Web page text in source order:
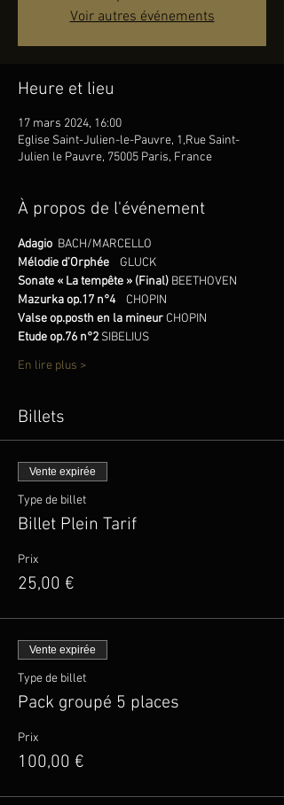
Voir autres événements
Heure et lieu
17 mars 2024, 16:00
Eglise Saint-Julien-le-Pauvre, 1,Rue Saint-
Julien le Pauvre, 75005 Paris, France
À propos de l'événement
Adagio BACH/MARCELLO
Mélodie d’Orphée
GLUCK
Sonate « La tempête » (Final) BEETHOVEN
Mazurkaop.17 n°4 CHOPIN
Valse op.posth en la mineur CHOPIN
Etude op.76 n°2 SIBELIUS
En lire plus >
Billets
Vente expirée
Type de billet
Billet Plein Tarif
Prix
25,00 €
Vente expirée
Type de billet
Pack groupé 5 places
Prix
100,00 €